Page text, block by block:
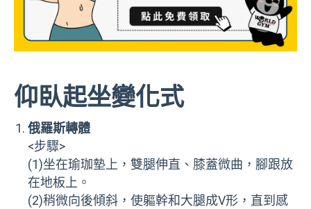
仰臥起坐變化式
俄羅斯轉體
<步驟>
(1)坐在瑜珈墊上，雙腿伸直、膝蓋微曲，腳跟放
在地板上。
(2)稍微向後傾斜，使軀幹和大腿成V形，直到感